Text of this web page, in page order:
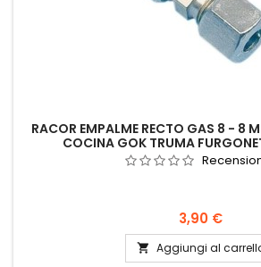
RACOR EMPALME RECTO GAS 8 - 8
COCINA GOK TRUMA
Prezzo
3,90 €
 Aggiungi al